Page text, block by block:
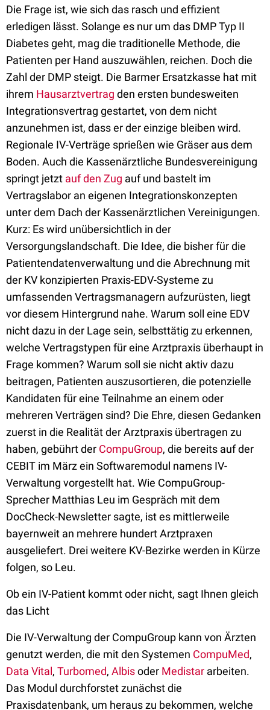
Die Frage ist, wie sich das rasch und effizient
erledigen lässt. Solange es nur um das DMP Typ II
Diabetes geht, mag die traditionelle Methode, die
Patienten per Hand auszuwählen, reichen. Doch die
Zahl der DMP steigt. Die Barmer Ersatzkasse hat mit
ihrem Hausarztvertrag den ersten bundesweiten
Integrationsvertrag gestartet, von dem nicht
anzunehmen ist, dass er der einzige bleiben wird.
Regionale IV-Verträge sprießen wie Gräser aus dem
Boden. Auch die Kassenärztliche Bundesvereinigung
springt jetzt auf den Zug auf und bastelt im
Vertragslabor an eigenen Integrationskonzepten
unter dem Dach der Kassenärztlichen Vereinigungen.
Kurz: Es wird unübersichtlich in der
Versorgungslandschaft. Die Idee, die bisher für die
Patientendatenverwaltung und die Abrechnung mit
der KV konzipierten Praxis-EDV-Systeme zu
umfassenden Vertragsmanagern aufzurüsten, liegt
vor diesem Hintergrund nahe. Warum soll eine EDV
nicht dazu in der Lage sein, selbsttätig zu erkennen,
welche Vertragstypen für eine Arztpraxis überhaupt in
Frage kommen? Warum soll sie nicht aktiv dazu
beitragen, Patienten auszusortieren, die potenzielle
Kandidaten für eine Teilnahme an einem oder
mehreren Verträgen sind? Die Ehre, diesen Gedanken
zuerst in die Realität der Arztpraxis übertragen zu
haben, gebührt der CompuGroup, die bereits auf der
CEBIT im März ein Softwaremodul namens IV-
Verwaltung vorgestellt hat. Wie CompuGroup-
Sprecher Matthias Leu im Gespräch mit dem
DocCheck-Newsletter sagte, ist es mittlerweile
bayernweit an mehrere hundert Arztpraxen
ausgeliefert. Drei weitere KV-Bezirke werden in Kürze
folgen, so Leu.
Ob ein IV-Patient kommt oder nicht, sagt Ihnen gleich
das Licht
Die IV-Verwaltung der CompuGroup kann von Ärzten
genutzt werden, die mit den Systemen CompuMed,
Data Vital, Turbomed, Albisoder Medistar arbeiten.
Das Modul durchforstet zunächst die
Praxisdatenbank, um heraus zu bekommen, welche